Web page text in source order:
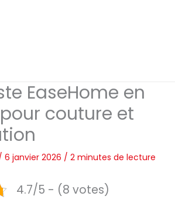
EaseHome en
couture et
6 janvier 2026 / 2 minutes de lecture
4.7/5 - (8 votes)